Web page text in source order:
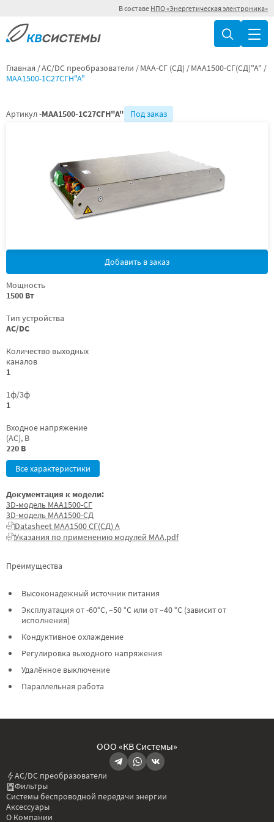
В составе НПО «Энергетическая электроника»
Главная AC/DC преобразователи МАА-СГ (СД)
МАА1500-СГ(СД)"А"
МАА1500-1С27СГН"А"
Артикул -МАА1500-1С27СГН"А" Под заказ
Добавить в заказ
Мощность
1500 Вт
Тип устройства
AC/DC
Количество выходных
каналов
1
1ф/3ф
1
Входное напряжение
(AC), В
220 В
Все характеристики
Преимущества
Высоконадежный источник питания
Эксплуатация от -60°C, –50 °C или от –40 °C (зависит от
исполнения)
Кондуктивное охлаждение
Регулировка выходного напряжения
Удалённое выключение
Параллельная работа
Документация к модели:
3D-модель МАА1500-СГ
3D-модель МАА1500-СД
Datasheet МАА1500 СГ(СД) А
Указания по применению модулей МАА.pdf
ООО «КВ Системы»
AC/DC преобразователи
Фильтры
Системы беспроводной передачи энергии
Аксессуары
О Компании